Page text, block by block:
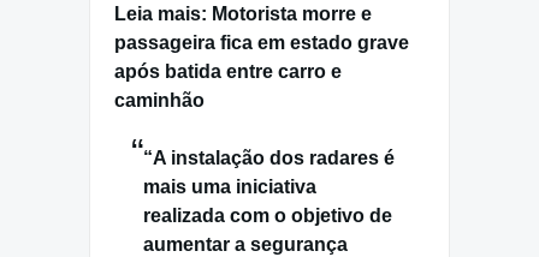
Leia mais: Motorista morre e
passageira fica em estado grave
após batida entre carro e
caminhão
“A instalação dos radares é
mais uma iniciativa
realizada com o objetivo de
aumentar a segurança